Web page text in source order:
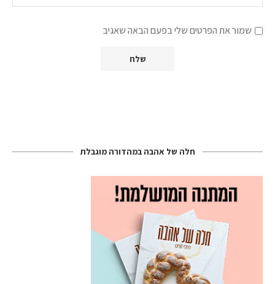
שמור את הפרטים שלי בפעם הבאה שאגיב
חלה של אהבה במהדורה מוגבלת